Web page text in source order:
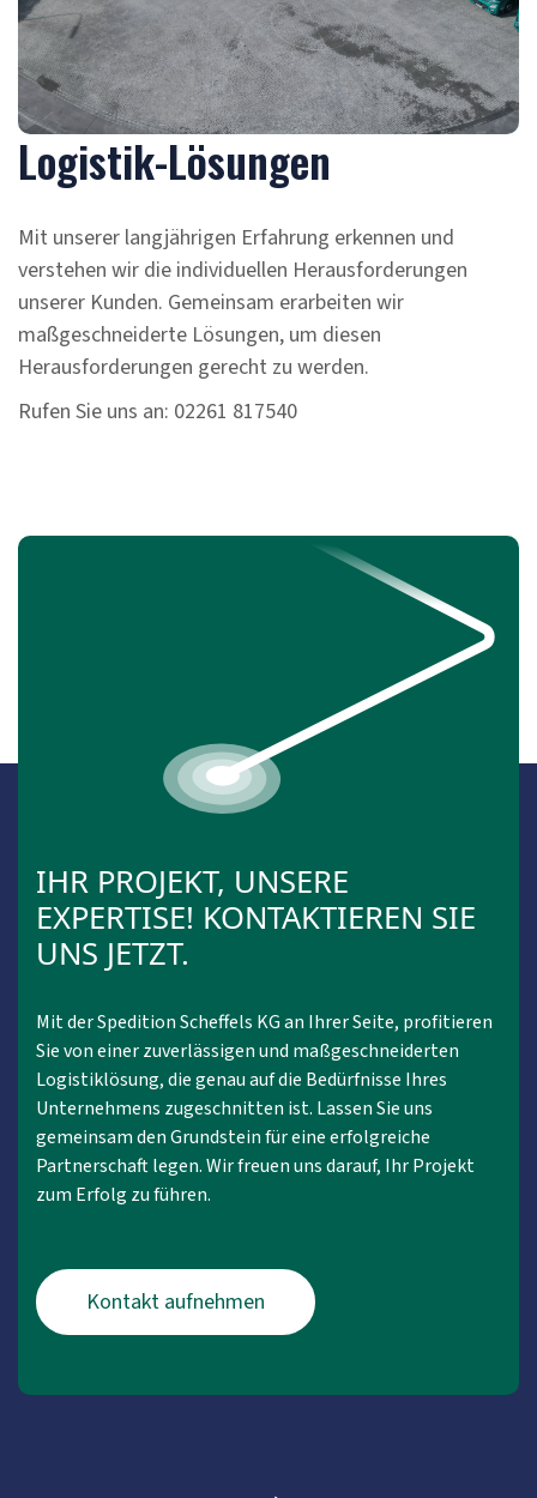
Logistik-Lösungen
Mit unserer langjährigen Erfahrung erkennen und
verstehen wir die individuellen Herausforderungen
unserer Kunden. Gemeinsam erarbeiten wir
maßgeschneiderte Lösungen, um diesen
Herausforderungen gerecht zu werden.
Rufen Sie uns an: 02261 817540
IHR PROJEKT, UNSERE
EXPERTISE! KONTAKTIEREN SIE
UNS JETZT.
Mit der Spedition Scheffels KG an Ihrer Seite, profitieren
Sie von einer zuverlässigen und maßgeschneiderten
Logistiklösung, die genau auf die Bedürfnisse Ihres
Unternehmens zugeschnitten ist. Lassen Sie uns
gemeinsam den Grundstein für eine erfolgreiche
Partnerschaft legen. Wir freuen uns darauf, Ihr Projekt
zum Erfolg zu führen.
Kontakt aufnehmen